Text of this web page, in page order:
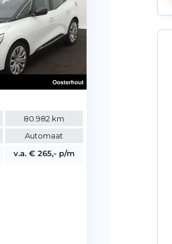
80.982 km
Automaat
v.a. € 265,- p/m